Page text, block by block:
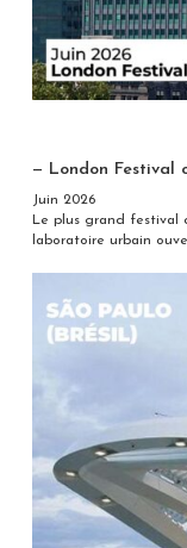
— London Festival
Juin 2026
Le plus grand festival
laboratoire urbain